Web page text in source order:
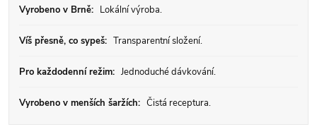
Vyrobeno v Brně: Lokální výroba.
Víš přesně, co sypeš: Transparentní složení.
Pro každodenní režim: Jednoduché dávkování.
Vyrobeno v menších šaržích: Čistá receptura.